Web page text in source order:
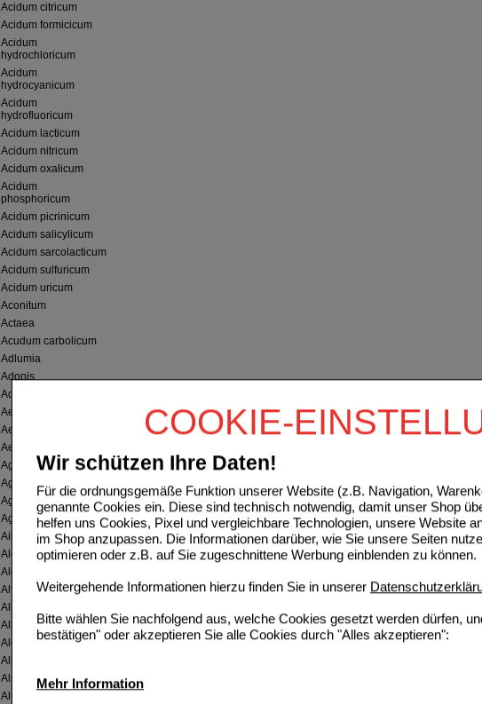
COOKIE-
Wir schützen Ihre Daten!
Für die ordnungsgemäße Funktion unserer Website (z.B. Navigation,
genannte Cookies ein. Diese sind technisch notwendig, damit unser Shop
helfen uns Cookies, Pixel und vergleichbare Technologien, unsere Website
im Shop anzupassen. Die Informationen darüber, wie Sie unsere Seiten
optimieren oder z.B. auf Sie zugeschnittene Werbung einblenden zu können.
Weitergehende Informationen hierzu finden Sie in unserer
Bitte wählen Sie nachfolgend aus, welche Cookies gesetzt werden dürfen,
bestätigen" oder akzeptieren Sie alle Cookies durch "Alles akzeptieren":
Mehr Information
Acidum citricum
Acidum formicicum
Acidum
hydrochloricum
Acidum
hydrocyanicum
Acidum
hydrofluoricum
Acidum lacticum
Acidum nitricum
Acidum oxalicum
Acidum
phosphoricum
Acidum picrinicum
Acidum salicylicum
Acidum sarcolacticum
Acidum sulfuricum
Acidum uricum
Aconitum
Actaea
Acudum carbolicum
Adlumia
Adonis
Adrenalin
Aesculus
Aethiops
Aethusa
Agaricus
Agave
Agnus castus
Agraphis nutans
Ailanthus
Alchemilla
Aletris
Alfalfa
Allium cepa
Allium sativum
Aloe
Alphastrophan
Alsine
Alumina